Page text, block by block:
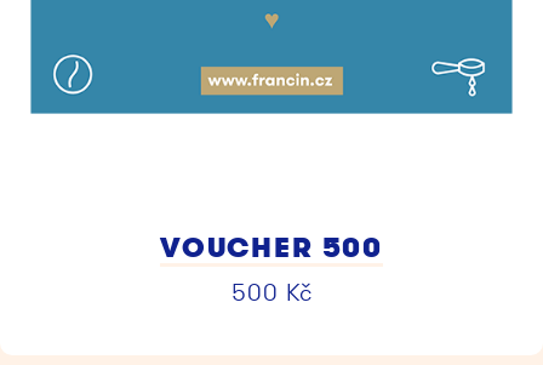
VOUCHER 500
500 Kč